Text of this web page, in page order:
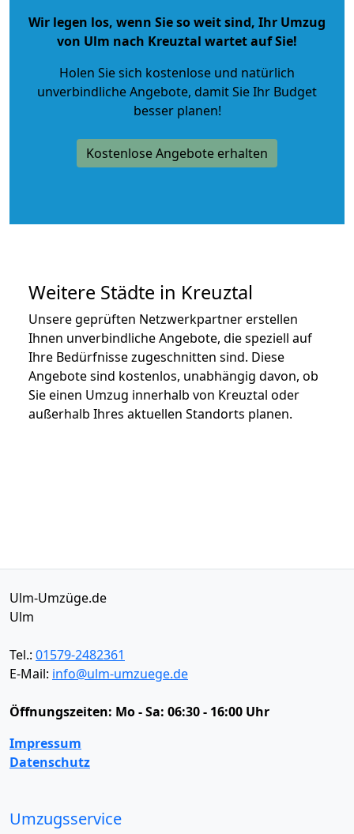
Wir legen los, wenn Sie so weit sind, Ihr Umzug
von Ulm nach Kreuztal wartet auf Sie!
Holen Sie sich kostenlose und natürlich
unverbindliche Angebote, damit Sie Ihr Budget
besser planen!
Kostenlose Angebote erhalten
Weitere Städte in Kreuztal
Unsere geprüften Netzwerkpartner erstellen
Ihnen unverbindliche Angebote, die speziell auf
Ihre Bedürfnisse zugeschnitten sind. Diese
Angebote sind kostenlos, unabhängig davon, ob
Sie einen Umzug innerhalb von Kreuztal oder
außerhalb Ihres aktuellen Standorts planen.
Ulm-Umzüge.de
Ulm
Tel.: 01579-2482361
E-Mail: info@ulm-umzuege.de
Öffnungszeiten: Mo - Sa: 06:30 - 16:00 Uhr
Impressum
Datenschutz
Umzugsservice